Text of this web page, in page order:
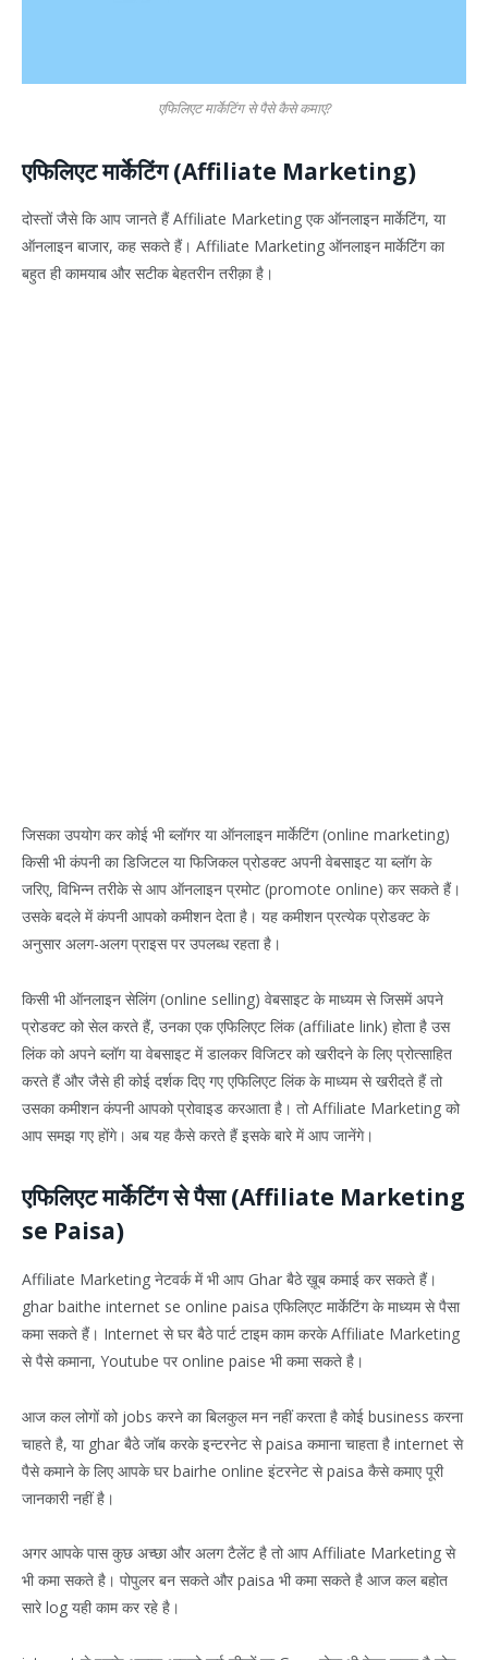
एफिलिएट मार्केटिंग से पैसे कैसे कमाए?
एफिलिएट मार्केटिंग (Affiliate Marketing)
दोस्तों जैसे कि आप जानते हैं Affiliate Marketing एक ऑनलाइन मार्केटिंग, या
ऑनलाइन बाजार, कह सकते हैं। Affiliate Marketing ऑनलाइन मार्केटिंग का
बहुत ही कामयाब और सटीक बेहतरीन तरीक़ा है।
जिसका उपयोग कर कोई भी ब्लॉगर या ऑनलाइन मार्केटिंग (online marketing)
किसी भी कंपनी का डिजिटल या फिजिकल प्रोडक्ट अपनी वेबसाइट या ब्लॉग के
जरिए, विभिन्न तरीके से आप ऑनलाइन प्रमोट (promote online) कर सकते हैं।
उसके बदले में कंपनी आपको कमीशन देता है। यह कमीशन प्रत्येक प्रोडक्ट के
अनुसार अलग-अलग प्राइस पर उपलब्ध रहता है।
किसी भी ऑनलाइन सेलिंग (online selling) वेबसाइट के माध्यम से जिसमें अपने
प्रोडक्ट को सेल करते हैं, उनका एक एफिलिएट लिंक (affiliate link) होता है उस
लिंक को अपने ब्लॉग या वेबसाइट में डालकर विजिटर को खरीदने के लिए प्रोत्साहित
करते हैं और जैसे ही कोई दर्शक दिए गए एफिलिएट लिंक के माध्यम से खरीदते हैं तो
उसका कमीशन कंपनी आपको प्रोवाइड करआता है। तो Affiliate Marketing को
आप समझ गए होंगे। अब यह कैसे करते हैं इसके बारे में आप जानेंगे।
एफिलिएट मार्केटिंग से पैसा (Affiliate Marketing
se Paisa)
Affiliate Marketing नेटवर्क में भी आप Ghar बैठे ख़ूब कमाई कर सकते हैं।
ghar baithe internet se online paisa एफिलिएट मार्केटिंग के माध्यम से पैसा
कमा सकते हैं। Internet से घर बैठे पार्ट टाइम काम करके Affiliate Marketing
से पैसे कमाना, Youtube पर online paise भी कमा सकते है।
आज कल लोगों को jobs करने का बिलकुल मन नहीं करता है कोई business करना
चाहते है, या ghar बैठे जॉब करके इन्टरनेट से paisa कमाना चाहता है internet से
पैसे कमाने के लिए आपके घर bairhe online इंटरनेट से paisa कैसे कमाए पूरी
जानकारी नहीं है।
अगर आपके पास कुछ अच्छा और अलग टैलेंट है तो आप Affiliate Marketing से
भी कमा सकते है। पोपुलर बन सकते और paisa भी कमा सकते है आज कल बहोत
सारे log यही काम कर रहे है।